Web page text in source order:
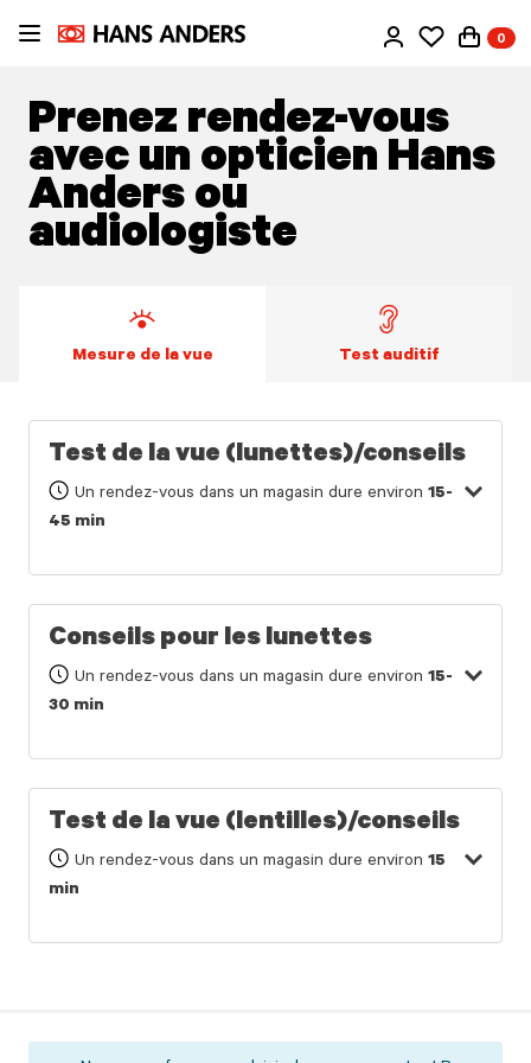
Passer
0
Prenez rendez-vous
avec un opticien Hans
Anders ou
audiologiste
Mesure de la vue Test auditif
Test de la vue (lunettes)/conseils
Un rendez-vous dans un magasin dure environ 15-
45 min
Conseils pour les lunettes
Un rendez-vous dans un magasin dure environ 15-
30 min
Test de la vue (lentilles)/conseils
Un rendez-vous dans un magasin dure environ 15
min